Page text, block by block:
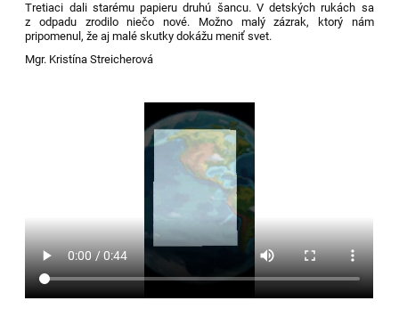
Tretiaci dali starému papieru druhú šancu. V detských rukách sa
z odpadu zrodilo niečo nové. Možno malý zázrak, ktorý nám
pripomenul, že aj malé skutky dokážu meniť svet.
Mgr. Kristína Streicherová